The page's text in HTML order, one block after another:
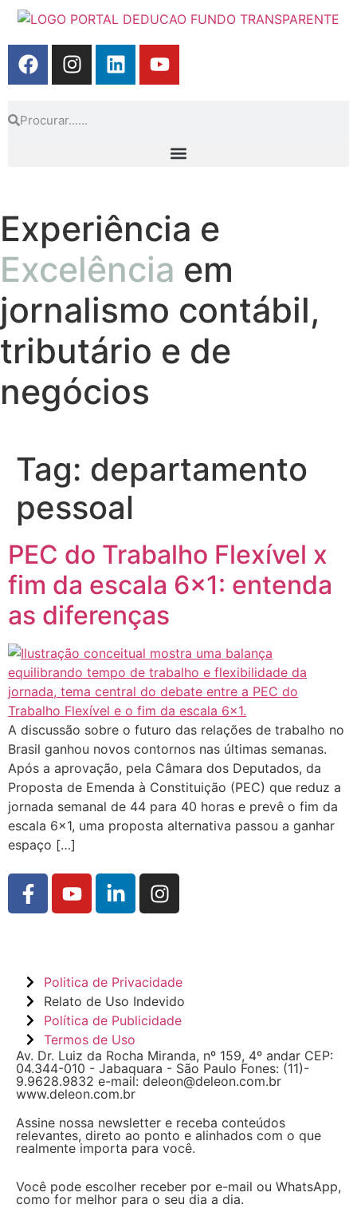
Experiência e
Excelência em
jornalismo contábil,
tributário e de
negócios
Tag: departamento
pessoal
PEC do Trabalho Flexível x
fim da escala 6×1: entenda
as diferenças
A discussão sobre o futuro das relações de trabalho no
Brasil ganhou novos contornos nas últimas semanas.
Após a aprovação, pela Câmara dos Deputados, da
Proposta de Emenda à Constituição (PEC) que reduz a
jornada semanal de 44 para 40 horas e prevê o fim da
escala 6×1, uma proposta alternativa passou a ganhar
espaço […]
Politica de Privacidade
Relato de Uso Indevido
Política de Publicidade
Termos de Uso
Av. Dr. Luiz da Rocha Miranda, nº 159, 4º andar CEP:
04.344-010 - Jabaquara - São Paulo Fones: (11)-
9.9628.9832 e-mail: deleon@deleon.com.br
www.deleon.com.br
Assine nossa newsletter e receba conteúdos
relevantes, direto ao ponto e alinhados com o que
realmente importa para você.
Você pode escolher receber por e-mail ou WhatsApp,
como for melhor para o seu dia a dia.